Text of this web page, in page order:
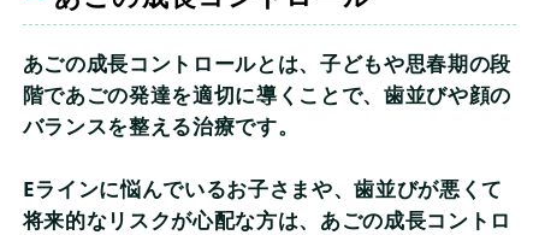
あごの成長コントロールとは、子どもや思春期の段
階であごの発達を適切に導くことで、歯並びや顔の
バランスを整える治療です。
Eラインに悩んでいるお子さまや、歯並びが悪くて
将来的なリスクが心配な方は、あごの成長コントロ